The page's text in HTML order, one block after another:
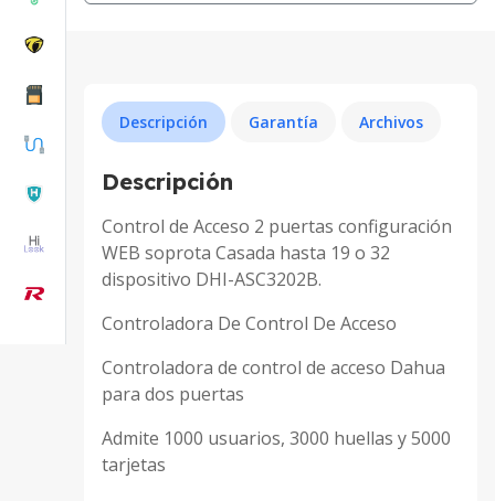
Descripción Garantía Archivos
Descripción
Control de Acceso 2 puertas configuración
WEB soprota Casada hasta 19 o 32
dispositivo DHI-ASC3202B.
Controladora De Control De Acceso
Controladora de control de acceso Dahua
para dos puertas
Admite 1000 usuarios, 3000 huellas y 5000
tarjetas